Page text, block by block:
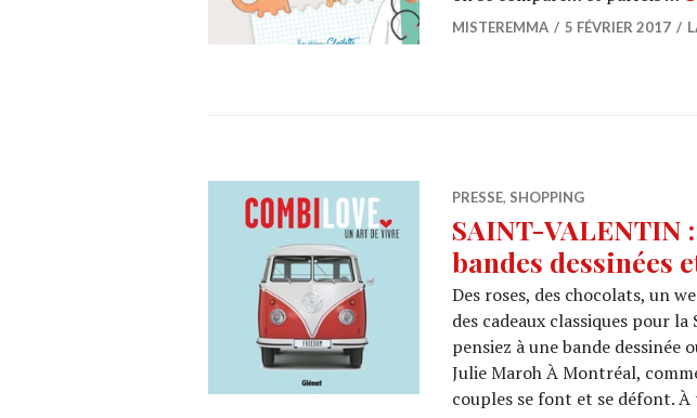
MISTEREMMA 5 FÉVRIER 2017
PRESSE, SHOPPING
SAINT-VALENTIN
bandes dessinées
Des roses, des chocolats, un
des cadeaux classiques pour
pensiez à une bande dessinée
Julie Maroh À Montréal,
couples se font et se défont.